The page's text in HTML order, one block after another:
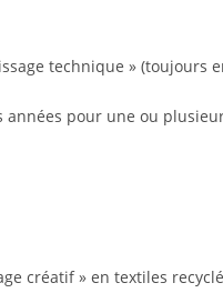
technique » (toujours
années pour une ou
créatif » en textiles